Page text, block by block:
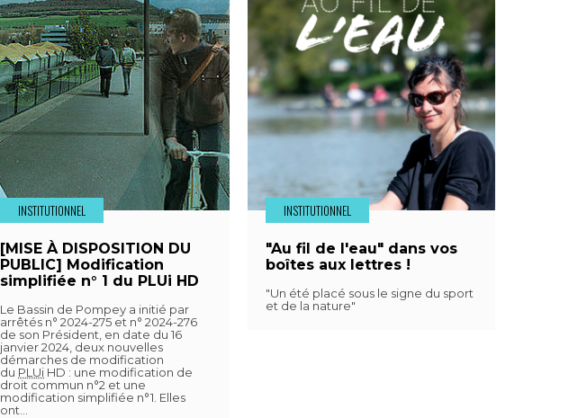
INSTITUTIONNEL
[MISE À DISPOSITION DU
PUBLIC] Modification
simplifiée n° 1 du PLUi HD
Le Bassin de Pompey a initié par
arrêtés n° 2024-275 et n° 2024-276
de son Président, en date du 16
janvier 2024, deux nouvelles
démarches de modification
du PLUi HD : une modification de
droit commun n°2 et une
modification simplifiée n°1. Elles
ont…
INSTITUTIONNEL
"Au fil de l'eau" dans vos
boîtes aux lettres !
"Un été placé sous le signe du sport
et de la nature"